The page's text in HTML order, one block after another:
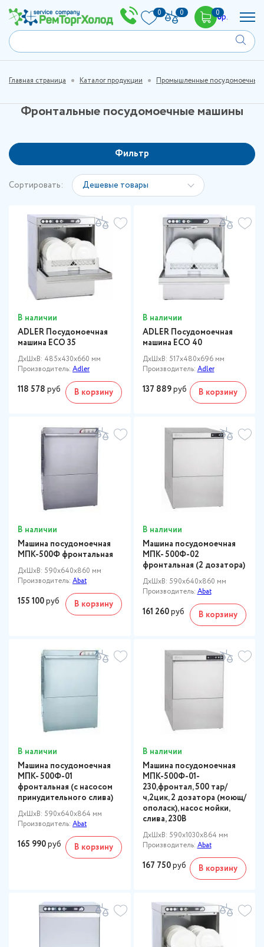
0 0 00р.
Главная страница Каталог продукции Промышленные
Фронтальные посудомоечные машины
Фильтр
Сортировать: Дешевые товары
В наличии
ADLER Посудомоечная
машина ECO 35
ДxШxВ: 485x430x660 мм
Производитель: Adler
118 578 руб В корзину
В наличии
ADLER Посудомоечная
машина ECO 40
ДxШxВ: 517x480x696 мм
Производитель:Adler
137 889руб В корзину
В наличии
Машина посудомоечная
МПК-500Ф фронтальная
ДxШxВ: 590x640x860 мм
Производитель: Abat
155 100руб В корзину
В наличии
Машина посудомоечная
МПК- 500Ф-02
фронтальная (2 дозатора)
ДxШxВ: 590x640x860 мм
Производитель: Abat
161 260руб В корзину
В наличии
Машина посудомоечная
МПК- 500Ф-01
фронтальная (с насосом
принудительного слива)
ДxШxВ: 590x640x864 мм
Производитель: Abat
165 990руб В корзину
В наличии
Машина посудомоечная
МПК-500Ф-01-
230,фронтал, 500 тар/
ч,2цик, 2 дозатора (моющ/
ополаск), насос мойки,
слива, 230В
ДxШxВ: 590x1030x864 мм
Производитель:Abat
167 750руб В корзину